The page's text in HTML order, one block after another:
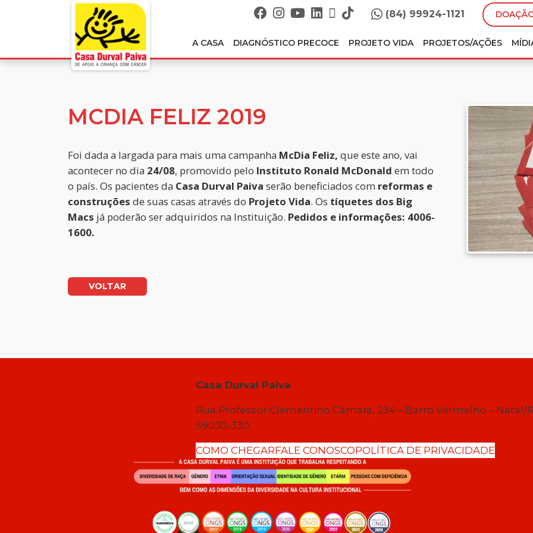
(84) 99924-1121
A CASA DIAGNÓSTICO PRECOCE PROJETO VIDA PROJETOS/AÇÕES
MCDIA FELIZ 2019
Foi dada a largada para mais uma campanha McDia Feliz, que este ano, vai
acontecer no dia 24/08, promovido pelo Instituto Ronald McDonald em todo
o país. Os pacientes da Casa Durval Paiva serão beneficiados com reformas e
construções de suas casas através do Projeto Vida. Os tíquetes dos Big
Macs já poderão ser adquiridos na Instituição. Pedidos e informações: 4006-
1600.
VOLTAR
Casa Durval Paiva
Rua Professor Clementino Câmara, 234 – Barro Vermelho – Natal/
59030-330
COMO CHEGARFALE CONOSCOPOLÍTICA DE PRIVACIDADE